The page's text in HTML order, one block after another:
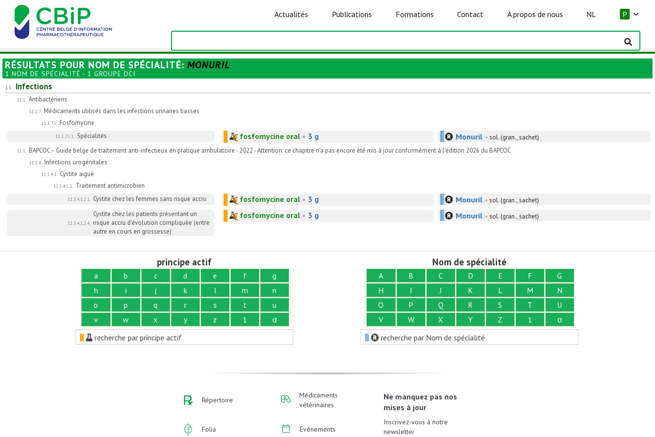
Actualités Publications Formations Contact À propos de nous NL P
RÉSULTATS POUR NOM DE SPÉCIALITÉ: MONURIL
1 NOM DE SPÉCIALITÉ - 1 GROUPE DCI
11. Infections
11.1. Antibactériens
11.1.7. Médicaments utilisés dans les infections urinaires basses
11.1.7.3. Fosfomycine
11.1.7.3.1. Spécialités fosfomycine oral• 3 g Monuril •sol. (gran., sachet)
11.5. BAPCOC – Guide belge de traitement anti-infectieux en pratique ambulatoire - 2022 - Attention: ce chapitre n'a pas encore été mis à jour conformément à l'édition 2026 du BAPCOC
11.5.4. Infections urogénitales
11.5.4.1. Cystite aiguë
11.5.4.1.2. Traitement antimicrobien
11.5.4.1.2.1. Cystite chez les femmes sans risque accru fosfomycine oral• 3 g Monuril •sol. (gran., sachet)
11.5.4.1.2.4.
Cystite chez les patients présentant un
risque accru d'évolution compliquée (entre
autre en cours en grossesse)
fosfomycine oral• 3 g Monuril •sol. (gran., sachet)
principe actif
a b c d e f
g
h
i j k l m
n
o
p q r s t
u
v
w x y z 1
α
recherche par principe actif
Nom de spécialité
A B C D E F
G
H
I J K L M
N
O
P Q R S T
U
V
W X Y Z 1
α
recherche par Nom de spécialité
Répertoire
Folia
Médicaments
vétérinaires
Événements
Ne manquez pas nos
mises à jour
Inscrivez-vous à notre
newsletter